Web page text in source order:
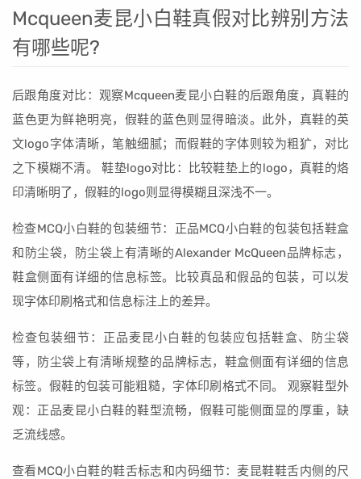
Mcqueen麦昆小白鞋真假对比辨别方法
有哪些呢?
后跟角度对比：观察Mcqueen麦昆小白鞋的后跟角度，真鞋的
蓝色更为鲜艳明亮，假鞋的蓝色则显得暗淡。此外，真鞋的英
文logo字体清晰，笔触细腻；而假鞋的字体则较为粗犷，对比
之下模糊不清。 鞋垫logo对比：比较鞋垫上的logo，真鞋的烙
印清晰明了，假鞋的logo则显得模糊且深浅不一。
检查MCQ小白鞋的包装细节：正品MCQ小白鞋的包装包括鞋盒
和防尘袋，防尘袋上有清晰的Alexander McQueen品牌标志，
鞋盒侧面有详细的信息标签。比较真品和假品的包装，可以发
现字体印刷格式和信息标注上的差异。
检查包装细节：正品麦昆小白鞋的包装应包括鞋盒、防尘袋
等，防尘袋上有清晰规整的品牌标志，鞋盒侧面有详细的信息
标签。假鞋的包装可能粗糙，字体印刷格式不同。 观察鞋型外
观：正品麦昆小白鞋的鞋型流畅，假鞋可能侧面显的厚重，缺
乏流线感。
查看MCQ小白鞋的鞋舌标志和内码细节：麦昆鞋鞋舌内侧的尺